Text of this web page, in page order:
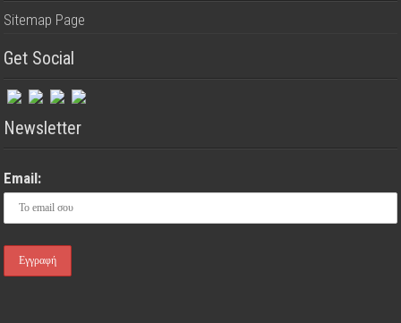
Sitemap Page
Get Social
Newsletter
Email: